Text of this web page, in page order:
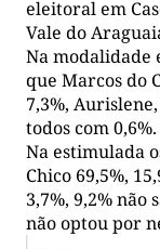
eleitoral em
Vale do
Na modalidade
que Marcos do
7,3%,
todos com
Na estimulada
Chico 69,5%,
3,7%, 9,2% não
não optou por